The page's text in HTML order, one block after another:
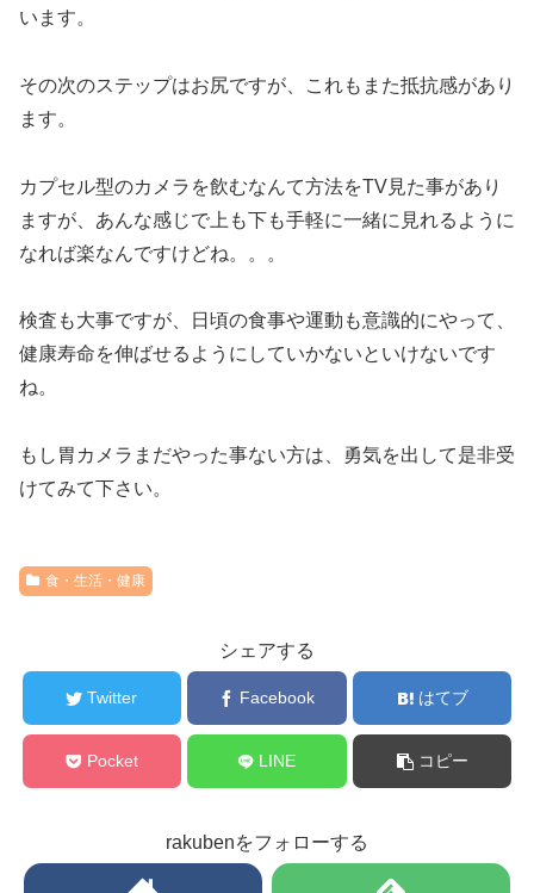
います。
その次のステップはお尻ですが、これもまた抵抗感があり
ます。
カプセル型のカメラを飲むなんて方法をTV見た事があり
ますが、あんな感じで上も下も手軽に一緒に見れるように
なれば楽なんですけどね。。。
検査も大事ですが、日頃の食事や運動も意識的にやって、
健康寿命を伸ばせるようにしていかないといけないです
ね。
もし胃カメラまだやった事ない方は、勇気を出して是非受
けてみて下さい。
食・生活・健康
シェアする
Twitter Facebook はてブ
Pocket LINE コピー
rakubenをフォローする